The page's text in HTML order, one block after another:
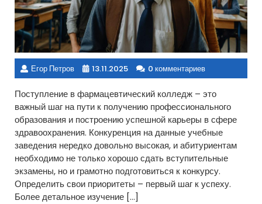
Егор Петров 13.11.2025 0 комментариев
Поступление в фармацевтический колледж – это
важный шаг на пути к получению профессионального
образования и построению успешной карьеры в сфере
здравоохранения. Конкуренция на данные учебные
заведения нередко довольно высокая, и абитуриентам
необходимо не только хорошо сдать вступительные
экзамены, но и грамотно подготовиться к конкурсу.
Определить свои приоритеты – первый шаг к успеху.
Более детальное изучение […]